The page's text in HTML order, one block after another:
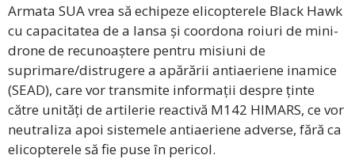
Armata SUA vrea să echipeze elicopterele Black Hawk
cu capacitatea de a lansa și coordona roiuri de mini-
drone de recunoaștere pentru misiuni de
suprimare/distrugere a apărării antiaeriene inamice
(SEAD), care vor transmite informații despre ținte
către unități de artilerie reactivă M142 HIMARS, ce vor
neutraliza apoi sistemele antiaeriene adverse, fără ca
elicopterele să fie puse în pericol.